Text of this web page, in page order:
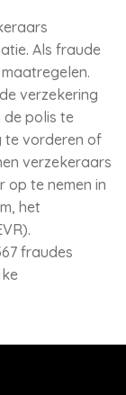
Als fraude
verzekering
de polis te
te vorderen of
verzekeraars
op te nemen in
het
fraudes